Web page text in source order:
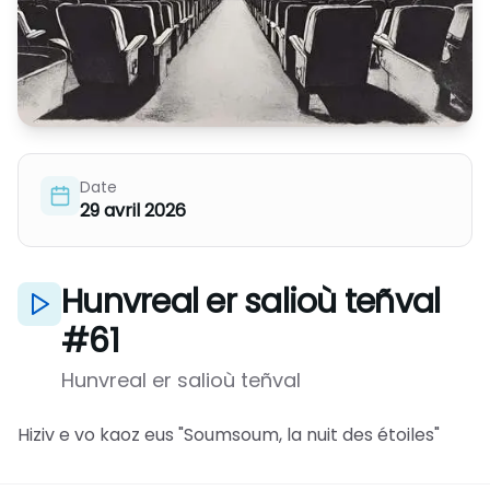
Date
29 avril 2026
Hunvreal er salioù teñval
#61
Hunvreal er salioù teñval
Hiziv e vo kaoz eus "Soumsoum, la nuit des étoiles"